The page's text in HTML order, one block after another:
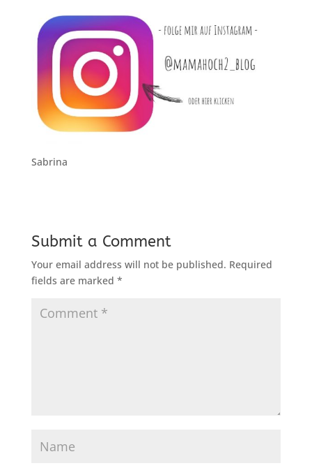
Sabrina
Submit a Comment
Your email address will not be published. Required
fields are marked *